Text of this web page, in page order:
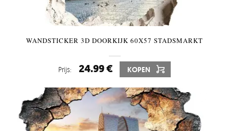
WANDSTICKER 3D DOORKIJK 60X57 STADSMARKT
Prijs: 24.99 € KOPEN